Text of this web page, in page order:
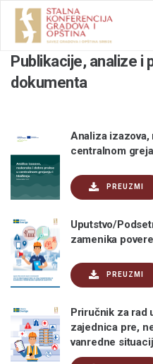
Publikacije, analize i
dokumenta
Analiza izazova,
centralnom
PREUZMI
Uputstvo/
zamenika
PREUZMI
Priručnik za rad
zajednica pre,
vanredne